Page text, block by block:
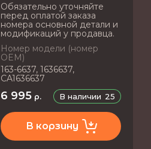
Обязательно уточняйте
перед оплатой заказа
номера основной детали и
модификаций у продавца.
Номер модели (номер
OEM)
163-6637, 1636637,
CA1636637
В наличии 25
6 995 р.
В корзину